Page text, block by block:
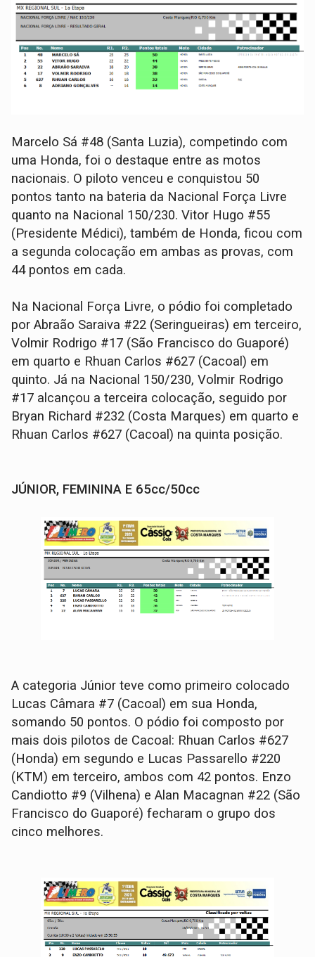
Marcelo Sá #48 (Santa Luzia), competindo com
uma Honda, foi o destaque entre as motos
nacionais. O piloto venceu e conquistou 50
pontos tanto na bateria da Nacional Força Livre
quanto na Nacional 150/230. Vitor Hugo #55
(Presidente Médici), também de Honda, ficou com
a segunda colocação em ambas as provas, com
44 pontos em cada.
Na Nacional Força Livre, o pódio foi completado
por Abraão Saraiva #22 (Seringueiras) em terceiro,
Volmir Rodrigo #17 (São Francisco do Guaporé)
em quarto e Rhuan Carlos #627 (Cacoal) em
quinto. Já na Nacional 150/230, Volmir Rodrigo
#17 alcançou a terceira colocação, seguido por
Bryan Richard #232 (Costa Marques) em quarto e
Rhuan Carlos #627 (Cacoal) na quinta posição.
JÚNIOR, FEMININA E 65cc/50cc
A categoria Júnior teve como primeiro colocado
Lucas Câmara #7 (Cacoal) em sua Honda,
somando 50 pontos. O pódio foi composto por
mais dois pilotos de Cacoal: Rhuan Carlos #627
(Honda) em segundo e Lucas Passarello #220
(KTM) em terceiro, ambos com 42 pontos. Enzo
Candiotto #9 (Vilhena) e Alan Macagnan #22 (São
Francisco do Guaporé) fecharam o grupo dos
cinco melhores.